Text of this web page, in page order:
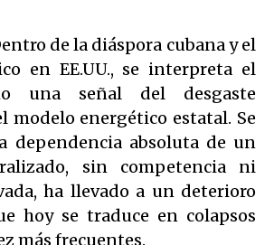
de la diáspora cubana y el
en EE.UU., se interpreta el
una señal del desgaste
modelo energético estatal. Se
dependencia absoluta de un
sin competencia ni
ha llevado a un deterioro
hoy se traduce en colapsos
más frecuentes.